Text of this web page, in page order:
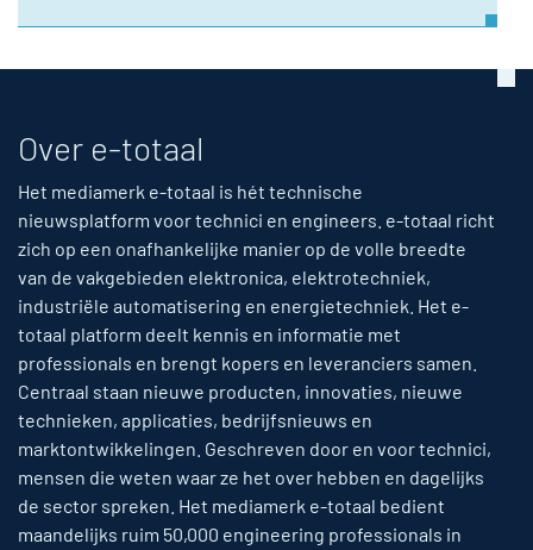
Over e-totaal
Het mediamerk e-totaal is hét technische
nieuwsplatform voor technici en engineers. e-totaal richt
zich op een onafhankelijke manier op de volle breedte
van de vakgebieden elektronica, elektrotechniek,
industriële automatisering en energietechniek. Het e-
totaal platform deelt kennis en informatie met
professionals en brengt kopers en leveranciers samen.
Centraal staan nieuwe producten, innovaties, nieuwe
technieken, applicaties, bedrijfsnieuws en
marktontwikkelingen. Geschreven door en voor technici,
mensen die weten waar ze het over hebben en dagelijks
de sector spreken. Het mediamerk e-totaal bedient
maandelijks ruim 50,000 engineering professionals in